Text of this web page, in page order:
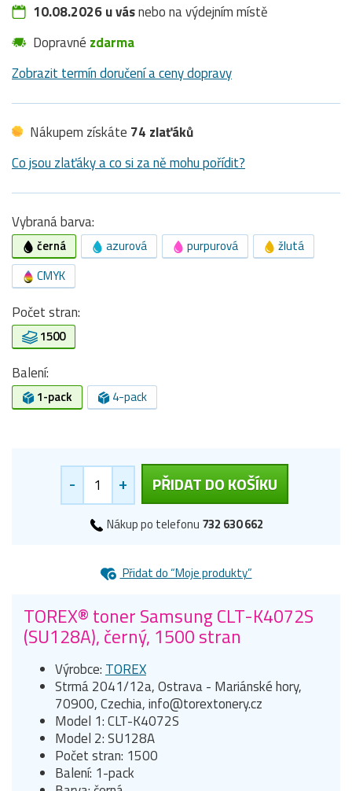
10.08.2026 u vásnebo na výdejním místě
Dopravné zdarma
Zobrazit termín doručení a ceny dopravy
Nákupem získáte 74 zlaťáků
Co jsou zlaťáky a co si za ně mohu pořídit?
Vybraná barva:
černá azurová purpurová
žlutá
CMYK
Počet stran:
1500
Balení:
1-pack 4-pack
- + PŘIDAT DO KOŠÍKU
Nákup po telefonu 732 630 662
Přidat do “Moje produkty”
TOREX® toner Samsung CLT-K4072S
(SU128A), černý, 1500 stran
Výrobce:TOREX
Strmá 2041/12a, Ostrava - Mariánské hory,
70900, Czechia, info@torextonery.cz
Model 1: CLT-K4072S
Model 2: SU128A
Počet stran: 1500
Balení: 1-pack